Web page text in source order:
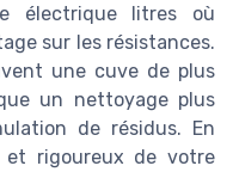
électrique litres où
sur les résistances.
une cuve de plus
un nettoyage plus
de résidus. En
et rigoureux de votre